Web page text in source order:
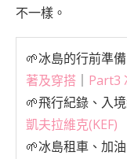
不一樣。
🌱冰島的行前準備
著及穿搭
Part3
🌱飛行紀錄、入境
凱夫拉維克(KEF)
🌱冰島租車、加油